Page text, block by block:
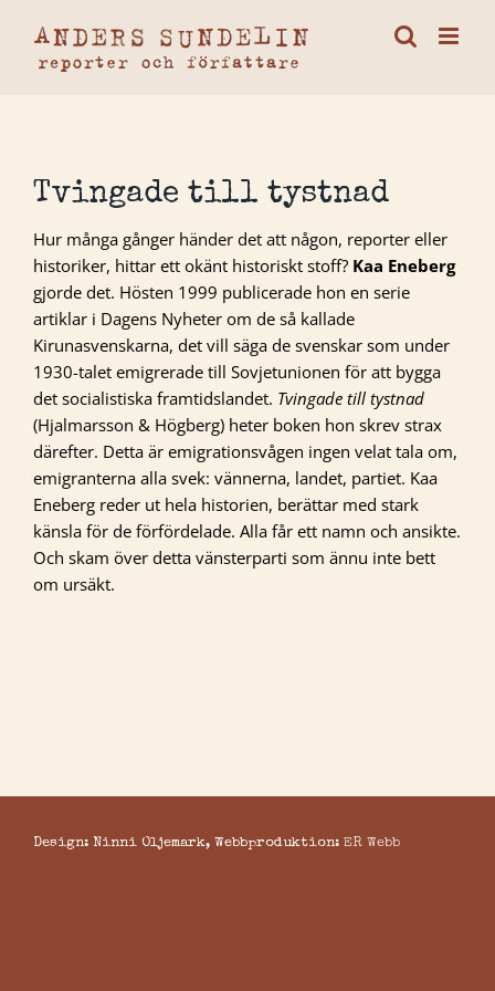
innehållet
Tvingade till tystnad
Hur många gånger händer det att någon, reporter eller
historiker, hittar ett okänt historiskt stoff? Kaa Eneberg
gjorde det. Hösten 1999 publicerade hon en serie
artiklar i Dagens Nyheter om de så kallade
Kirunasvenskarna, det vill säga de svenskar som under
1930-talet emigrerade till Sovjetunionen för att bygga
det socialistiska framtidslandet. Tvingade till tystnad
(Hjalmarsson & Högberg) heter boken hon skrev strax
därefter. Detta är emigrationsvågen ingen velat tala om,
emigranterna alla svek: vännerna, landet, partiet. Kaa
Eneberg reder ut hela historien, berättar med stark
känsla för de förfördelade. Alla får ett namn och ansikte.
Och skam över detta vänsterparti som ännu inte bett
om ursäkt.
Design: Ninni Oljemark, Webbproduktion: ER Webb